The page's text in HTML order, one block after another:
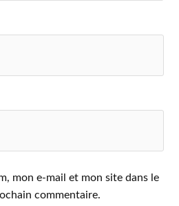
mon e-mail et mon site dans le
commentaire.